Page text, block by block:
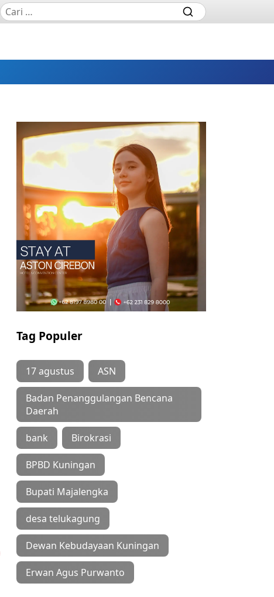
Tag Populer
17 agustus ASN
Badan Penanggulangan Bencana
Daerah
bank Birokrasi
BPBD Kuningan
Bupati Majalengka
desa telukagung
Dewan Kebudayaan Kuningan
Erwan Agus Purwanto